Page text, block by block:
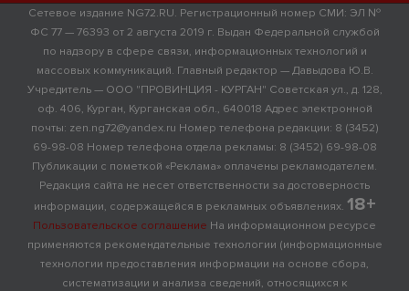
Сетевое издание NG72.RU. Регистрационный номер СМИ: ЭЛ №
ФС 77 — 76393 от 2 августа 2019 г. Выдан Федеральной службой
по надзору в сфере связи, информационных технологий и
массовых коммуникаций. Главный редактор — Давыдова Ю.В.
Учредитель — ООО "ПРОВИНЦИЯ - КУРГАН" Советская ул., д. 128,
оф. 406, Курган, Курганская обл., 640018 Адрес электронной
почты: zen.ng72@yandex.ru Номер телефона редакции: 8 (3452)
69-98-08 Номер телефона отдела рекламы: 8 (3452) 69-98-08
Публикации с пометкой «Реклама» оплачены рекламодателем.
Редакция сайта не несет ответственности за достоверность
информации, содержащейся в рекламных объявлениях. 18+
Пользовательское соглашение На информационном ресурсе
применяются рекомендательные технологии (информационные
технологии предоставления информации на основе сбора,
систематизации и анализа сведений, относящихся к